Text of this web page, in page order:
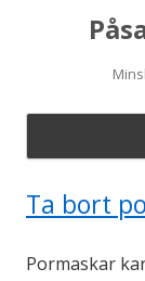
Hoppa till
Ta bort
Pormaskar